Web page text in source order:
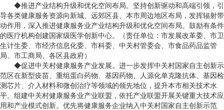
◆推进产业结构升级和优化空间布局。坚持创新驱动和高端引领，引
导各类健康服务资源向新城、远郊区县、本市周边地区布局，发挥辐射带
动作用，深入推进健康服务业产业结构升级和优化空间布局。鼓励有条件
的医疗机构创建国家级医学创新中心。（责任单位：市发展改革委、市卫
生计生委、市经济信息化委、市科委、中关村管委会、市食品药品监管
局、市工商局、各区县政府）
◆促进中关村健康服务产业发展。进一步发挥中关村国家自主创新示
范区在新型疫苗、重组蛋白药物、基因药物、人源化单克隆抗体、基因检
测芯片、介入材料和微创治疗等领域的领先地位，提升本市相关技术水
平。组建中关村健康服务业产业联盟，依托产业联盟开展关键重大技术应
用和产业模式创新。优先将健康服务企业纳入中关村国家自主创新示范